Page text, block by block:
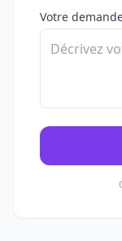
Votre